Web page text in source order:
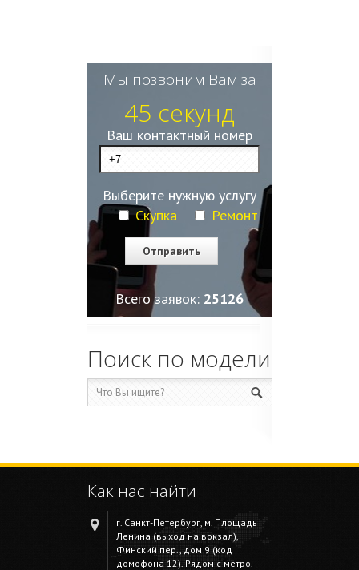
Мы позвоним Вам за
45 секунд
Ваш контактный номер
Выберите нужную услугу
Скупка
Ремонт
Всего заявок: 25129
Поиск по модели
Как нас найти
г. Санкт-Петербург, м. Площадь
Ленина (выход на вокзал),
Финский пер., дом 9 (код
домофона 12). Рядом с метро.